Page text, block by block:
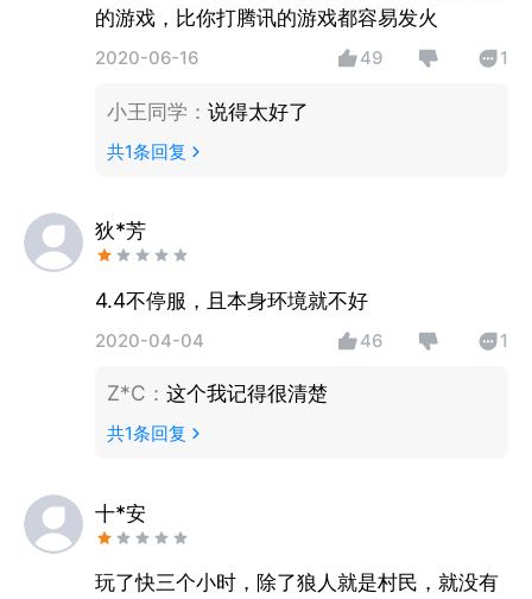
的游戏，比你打腾讯的游戏都容易发火
2020-06-16 49 1
小王同学 ： 说得太好了
共1条回复
狄*芳
4.4不停服，且本身环境就不好
2020-04-04 46 1
Z*C ： 这个我记得很清楚
共1条回复
十*安
玩了快三个小时，除了狼人就是村民，就没有